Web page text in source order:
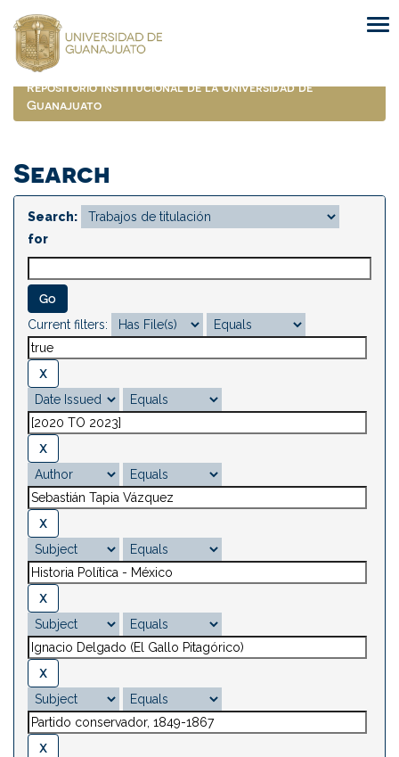
navigation
Repositorio Institucional de la Universidad de
Guanajuato
Search
Search:
for
Current filters: